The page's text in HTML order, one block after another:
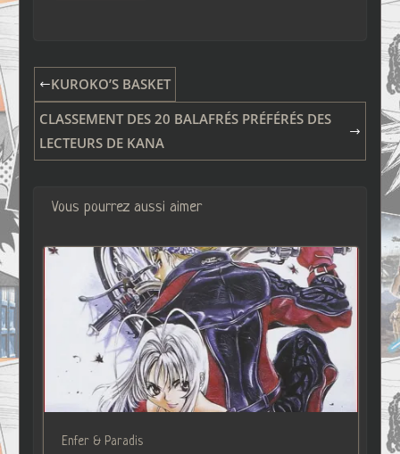
KUROKO’S BASKET
CLASSEMENT DES 20 BALAFRÉS PRÉFÉRÉS DES
LECTEURS DE KANA
Vous pourrez aussi aimer
Enfer & Paradis